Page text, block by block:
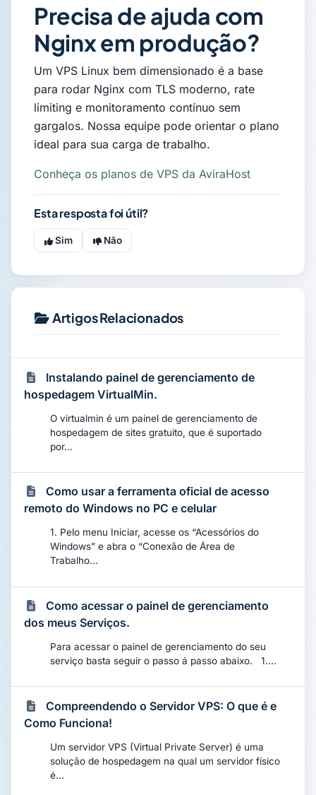
Precisa de ajuda com
Nginx em produção?
Um VPS Linux bem dimensionado é a base
para rodar Nginx com TLS moderno, rate
limiting e monitoramento contínuo sem
gargalos. Nossa equipe pode orientar o plano
ideal para sua carga de trabalho.
Conheça os planos de VPS da AviraHost
Esta resposta foi útil?
Sim Não
Artigos Relacionados
Instalando painel de gerenciamento de
hospedagem VirtualMin.
O virtualmin é um painel de gerenciamento de
hospedagem de sites gratuito, que é suportado
por...
Como usar a ferramenta oficial de acesso
remoto do Windows no PC e celular
1. Pelo menu Iniciar, acesse os “Acessórios do
Windows” e abra o “Conexão de Área de
Trabalho...
Como acessar o painel de gerenciamento
dos meus Serviços.
Para acessar o painel de gerenciamento do seu
serviço basta seguir o passo á passo abaixo. 1....
Compreendendo o Servidor VPS: O que é e
Como Funciona!
Um servidor VPS (Virtual Private Server) é uma
solução de hospedagem na qual um servidor físico
é...